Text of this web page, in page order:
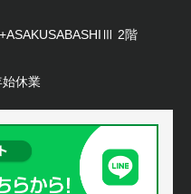
2階
休業